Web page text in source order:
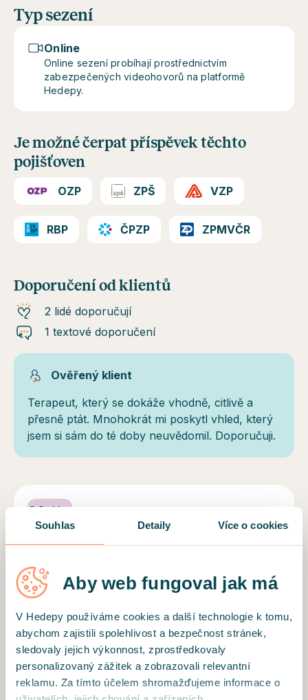
Souhlas Detaily Více o cookies
Aby web fungoval jak má
V Hedepy používáme cookies a další technologie k tomu,
abychom zajistili spolehlivost a bezpečnost stránek,
sledovaly jejich výkonnost, zprostředkovaly
personalizovaný zážitek a zobrazovali relevantní
reklamu. Za tímto účelem shromažďujeme informace o
Typ sezení
Online
Online sezení probíhají prostřednictvím
zabezpečených videohovorů na platformě
Hedepy.
Je možné čerpat příspěvek těchto
pojišťoven
OZP ZPŠ VZP
RBP ČPZP ZPMVČR
Doporučení od klientů
2 lidé doporučují
1 textové doporučení
Ověřený klient
Terapeut, který se dokáže vhodně, citlivě a
přesně ptát. Mnohokrát mi poskytl vhled, který
jsem si sám do té doby neuvědomil. Doporučuji.
Motto
onemocnět, a snad se tomu, abys onemocněl,
vyhneš." Sigmund Freud
Vzdělání a profil terapeuta
Poskytuji psychoanalytickou psychoterapii
lidem, kteří se nachází v nelehké životní situaci
a zároveň mají chuť a odvahu jí řešit. Zaměřuji
se spíše na dlouhodobější terapie, kde